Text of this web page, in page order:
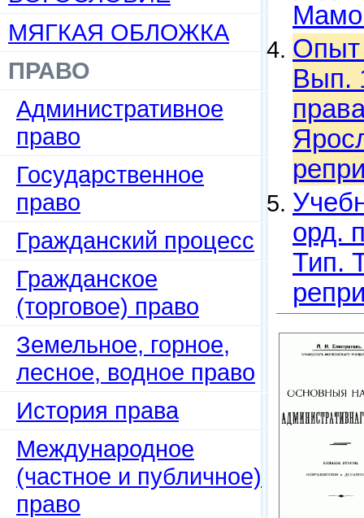
МЯГКАЯ ОБЛОЖКА
ПРАВО
Административное
право
Государственное
право
Гражданский процесс
Гражданское
(торговое) право
Земельное, горное,
лесное, водное право
История права
Международное
(частное и публичное)
право
Опыт
Вып.
орд.
Тип.